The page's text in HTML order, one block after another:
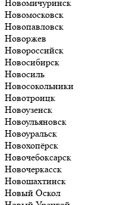
Новомичуринск
Новомосковск
Новопавловск
Новоржев
Новороссийск
Новосибирск
Новосиль
Новосокольники
Новотроицк
Новоузенск
Новоульяновск
Новоуральск
Новохопёрск
Новочебоксарск
Новочеркасск
Новошахтинск
Новый Оскол